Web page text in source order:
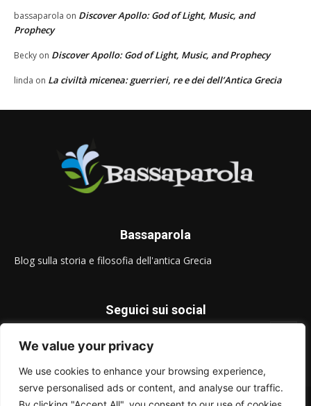
We value your privacy
We use cookies to enhance your browsing experience,
serve personalised ads or content, and analyse our traffic.
bassaparola on Discover Apollo: God of Light, Music, and
Prophecy
Becky on Discover Apollo: God of Light, Music, and Prophecy
linda on La civiltà micenea: guerrieri, re e dei dell’Antica Grecia
Bassaparola
Blog sulla storia e filosofia dell'antica Grecia
Seguici sui social